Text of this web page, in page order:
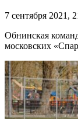
7 сентября 2021,
Обнинская
московских